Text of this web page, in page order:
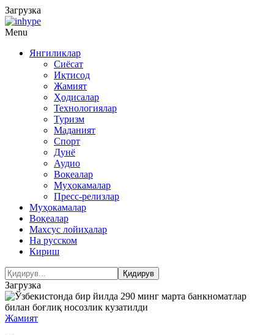
Загрузка
Menu
Янгиликлар
Сиёсат
Иқтисод
Жамият
Ҳодисалар
Технологиялар
Туризм
Маданият
Спорт
Дунё
Аудио
Воқеалар
Муҳокамалар
Пресс-релизлар
Муҳокамалар
Воқеалар
Махсус лойиҳалар
На русском
Кириш
Загрузка
Жамият